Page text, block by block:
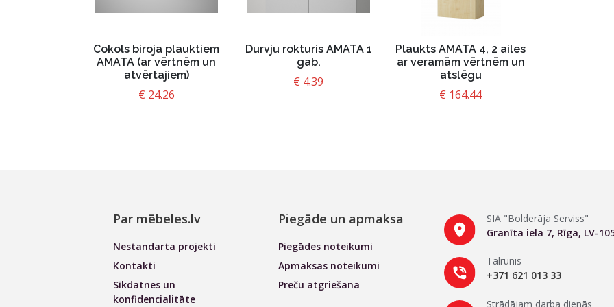
Cokols biroja plauktiem
AMATA (ar vērtnēm un
atvērtajiem)
€ 24.26
Durvju rokturis AMATA 1
gab.
€ 4.39
Plaukts AMATA 4, 2 ailes
ar veramām vērtnēm un
atslēgu
€ 164.44
Par mēbeles.lv
Nestandarta projekti
Kontakti
Sīkdatnes un
konfidencialitāte
Piegāde un apmaksa
Piegādes noteikumi
Apmaksas noteikumi
Preču atgriešana
SIA "Bolderāja Serviss"
Granīta iela 7, Rīga, LV-
Tālrunis
+371 621 013 33
Strādājam darba dienās